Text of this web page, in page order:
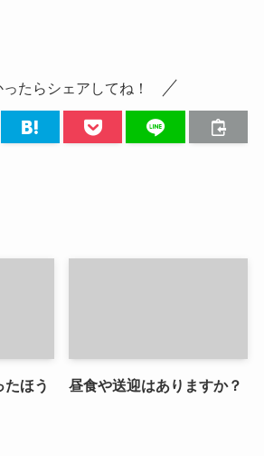
ったらシェアしてね！
たほう
昼食や送迎はありますか？